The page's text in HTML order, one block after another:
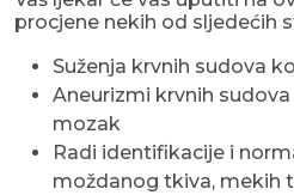
procjene nekih od sljedećih
Suženja krvnih sudova
Aneurizmi krvnih
mozak
Radi identifikacije i
moždanog tkiva, mekih